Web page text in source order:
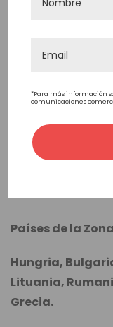
Si el valor del
Gastos de
Países de la
Hungria,
Lituania,
Grecia.
*Para más información
comunicaciones